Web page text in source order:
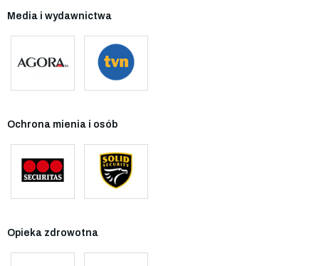
Media i wydawnictwa
Ochrona mienia i osób
Opieka zdrowotna